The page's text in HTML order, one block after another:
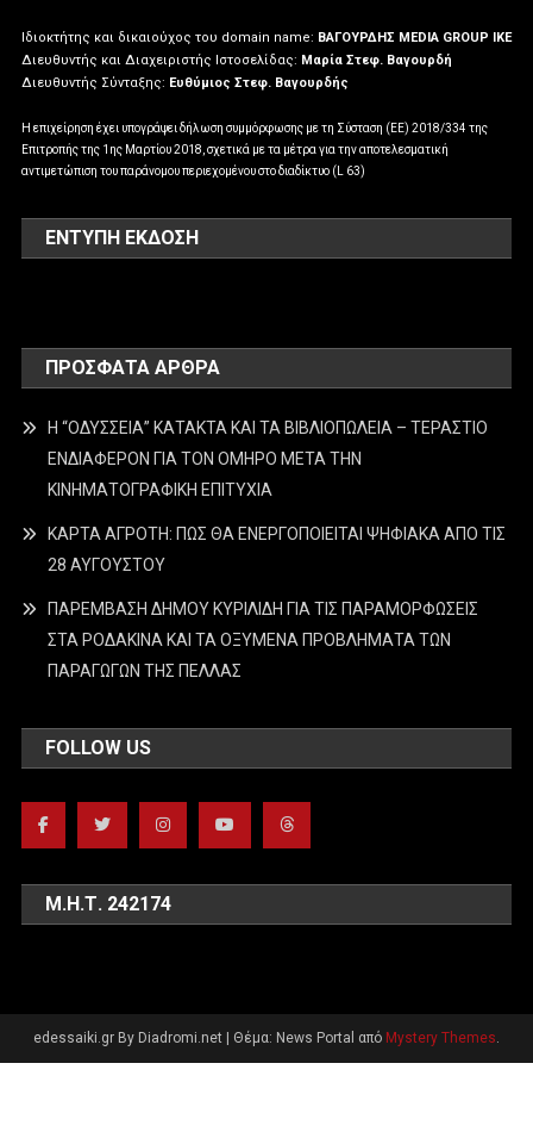
Ιδιοκτήτης και δικαιούχος του domain name: ΒΑΓΟΥΡΔΗΣ MEDIA GROUP IKE
Διευθυντής και Διαχειριστής Ιστοσελίδας: Μαρία Στεφ. Βαγουρδή
Διευθυντής Σύνταξης: Ευθύμιος Στεφ. Βαγουρδής
Η επιχείρηση έχει υπογράψει δήλωση συμμόρφωσης με τη Σύσταση (ΕΕ) 2018/334 της
Επιτροπής της 1ης Μαρτίου 2018, σχετικά με τα μέτρα για την αποτελεσματική
αντιμετώπιση του παράνομου περιεχομένου στο διαδίκτυο (L 63)
ΕΝΤΥΠΗ ΕΚΔΟΣΗ
ΠΡΌΣΦΑΤΑ ΆΡΘΡΑ
Η “ΟΔΥΣΣΕΙΑ” ΚΑΤΑΚΤΑ ΚΑΙ ΤΑ ΒΙΒΛΙΟΠΩΛΕΙΑ – ΤΕΡΑΣΤΙΟ
ΕΝΔΙΑΦΕΡΟΝ ΓΙΑ ΤΟΝ ΟΜΗΡΟ ΜΕΤΑ ΤΗΝ
ΚΙΝΗΜΑΤΟΓΡΑΦΙΚΗ ΕΠΙΤΥΧΙΑ
ΚΑΡΤΑ ΑΓΡΟΤΗ: ΠΩΣ ΘΑ ΕΝΕΡΓΟΠΟΙΕΙΤΑΙ ΨΗΦΙΑΚΑ ΑΠΟ ΤΙΣ
28 ΑΥΓΟΥΣΤΟΥ
ΠΑΡΕΜΒΑΣΗ ΔΗΜΟΥ ΚΥΡΙΛΙΔΗ ΓΙΑ ΤΙΣ ΠΑΡΑΜΟΡΦΩΣΕΙΣ
ΣΤΑ ΡΟΔΑΚΙΝΑ ΚΑΙ ΤΑ ΟΞΥΜΕΝΑ ΠΡΟΒΛΗΜΑΤΑ ΤΩΝ
ΠΑΡΑΓΩΓΩΝ ΤΗΣ ΠΕΛΛΑΣ
FOLLOW US
Μ.Η.Τ. 242174
edessaiki.gr By Diadromi.net Θέμα: News Portal από Mystery Themes.